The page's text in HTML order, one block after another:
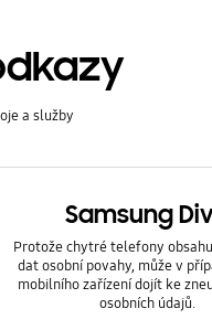
a služby
Samsung
Protože chytré telefony
dat osobní povahy, může v
mobilního zařízení dojít ke
osobních údajů.